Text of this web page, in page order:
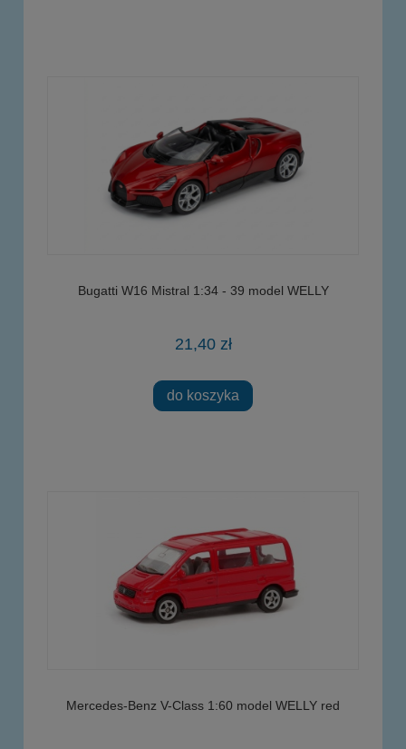
Bugatti W16 Mistral 1:34 - 39 model WELLY
21,40 zł
do koszyka
Mercedes-Benz V-Class 1:60 model WELLY red